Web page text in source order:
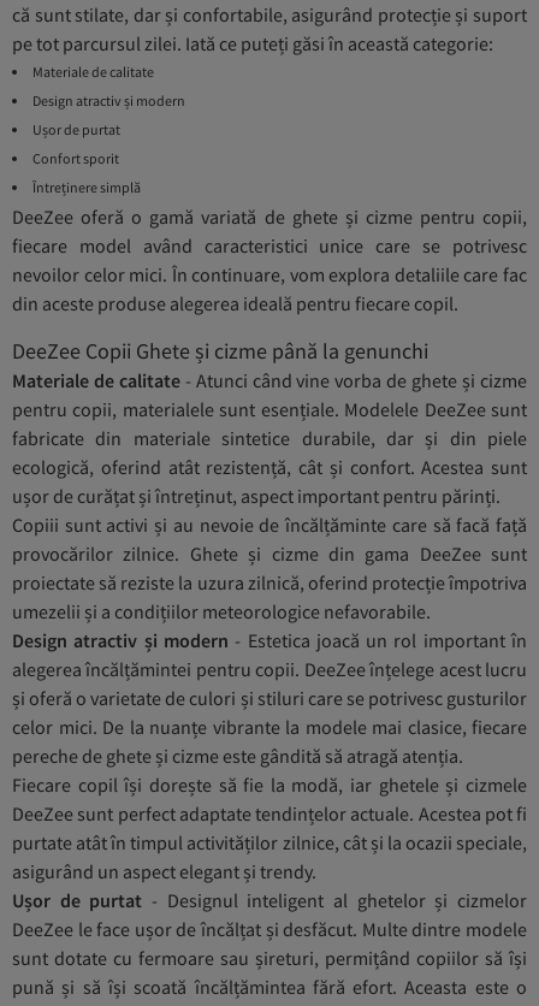
că sunt stilate, dar și confortabile, asigurând protecție și suport
pe tot parcursul zilei. Iată ce puteți găsi în această categorie:
Materiale de calitate
Design atractiv și modern
Ușor de purtat
Confort sporit
Întreținere simplă
DeeZee oferă o gamă variată de ghete și cizme pentru copii,
fiecare model având caracteristici unice care se potrivesc
nevoilor celor mici. În continuare, vom explora detaliile care fac
din aceste produse alegerea ideală pentru fiecare copil.
DeeZee Copii Ghete și cizme până la genunchi
Materiale de calitate- Atunci când vine vorba de ghete și cizme
pentru copii, materialele sunt esențiale. Modelele DeeZee sunt
fabricate din materiale sintetice durabile, dar și din piele
ecologică, oferind atât rezistență, cât și confort. Acestea sunt
ușor de curățat și întreținut, aspect important pentru părinți.
Copiii sunt activi și au nevoie de încălțăminte care să facă față
provocărilor zilnice. Ghete și cizme din gama DeeZee sunt
proiectate să reziste la uzura zilnică, oferind protecție împotriva
umezelii și a condițiilor meteorologice nefavorabile.
Design atractiv și modern - Estetica joacă un rol important în
alegerea încălțămintei pentru copii. DeeZee înțelege acest lucru
și oferă o varietate de culori și stiluri care se potrivesc gusturilor
celor mici. De la nuanțe vibrante la modele mai clasice, fiecare
pereche de ghete și cizme este gândită să atragă atenția.
Fiecare copil își dorește să fie la modă, iar ghetele și cizmele
DeeZee sunt perfect adaptate tendințelor actuale. Acestea pot fi
purtate atât în timpul activităților zilnice, cât și la ocazii speciale,
asigurând un aspect elegant și trendy.
Ușor de purtat - Designul inteligent al ghetelor și cizmelor
DeeZee le face ușor de încălțat și desfăcut. Multe dintre modele
sunt dotate cu fermoare sau șireturi, permițând copiilor să își
pună și să își scoată încălțămintea fără efort. Aceasta este o